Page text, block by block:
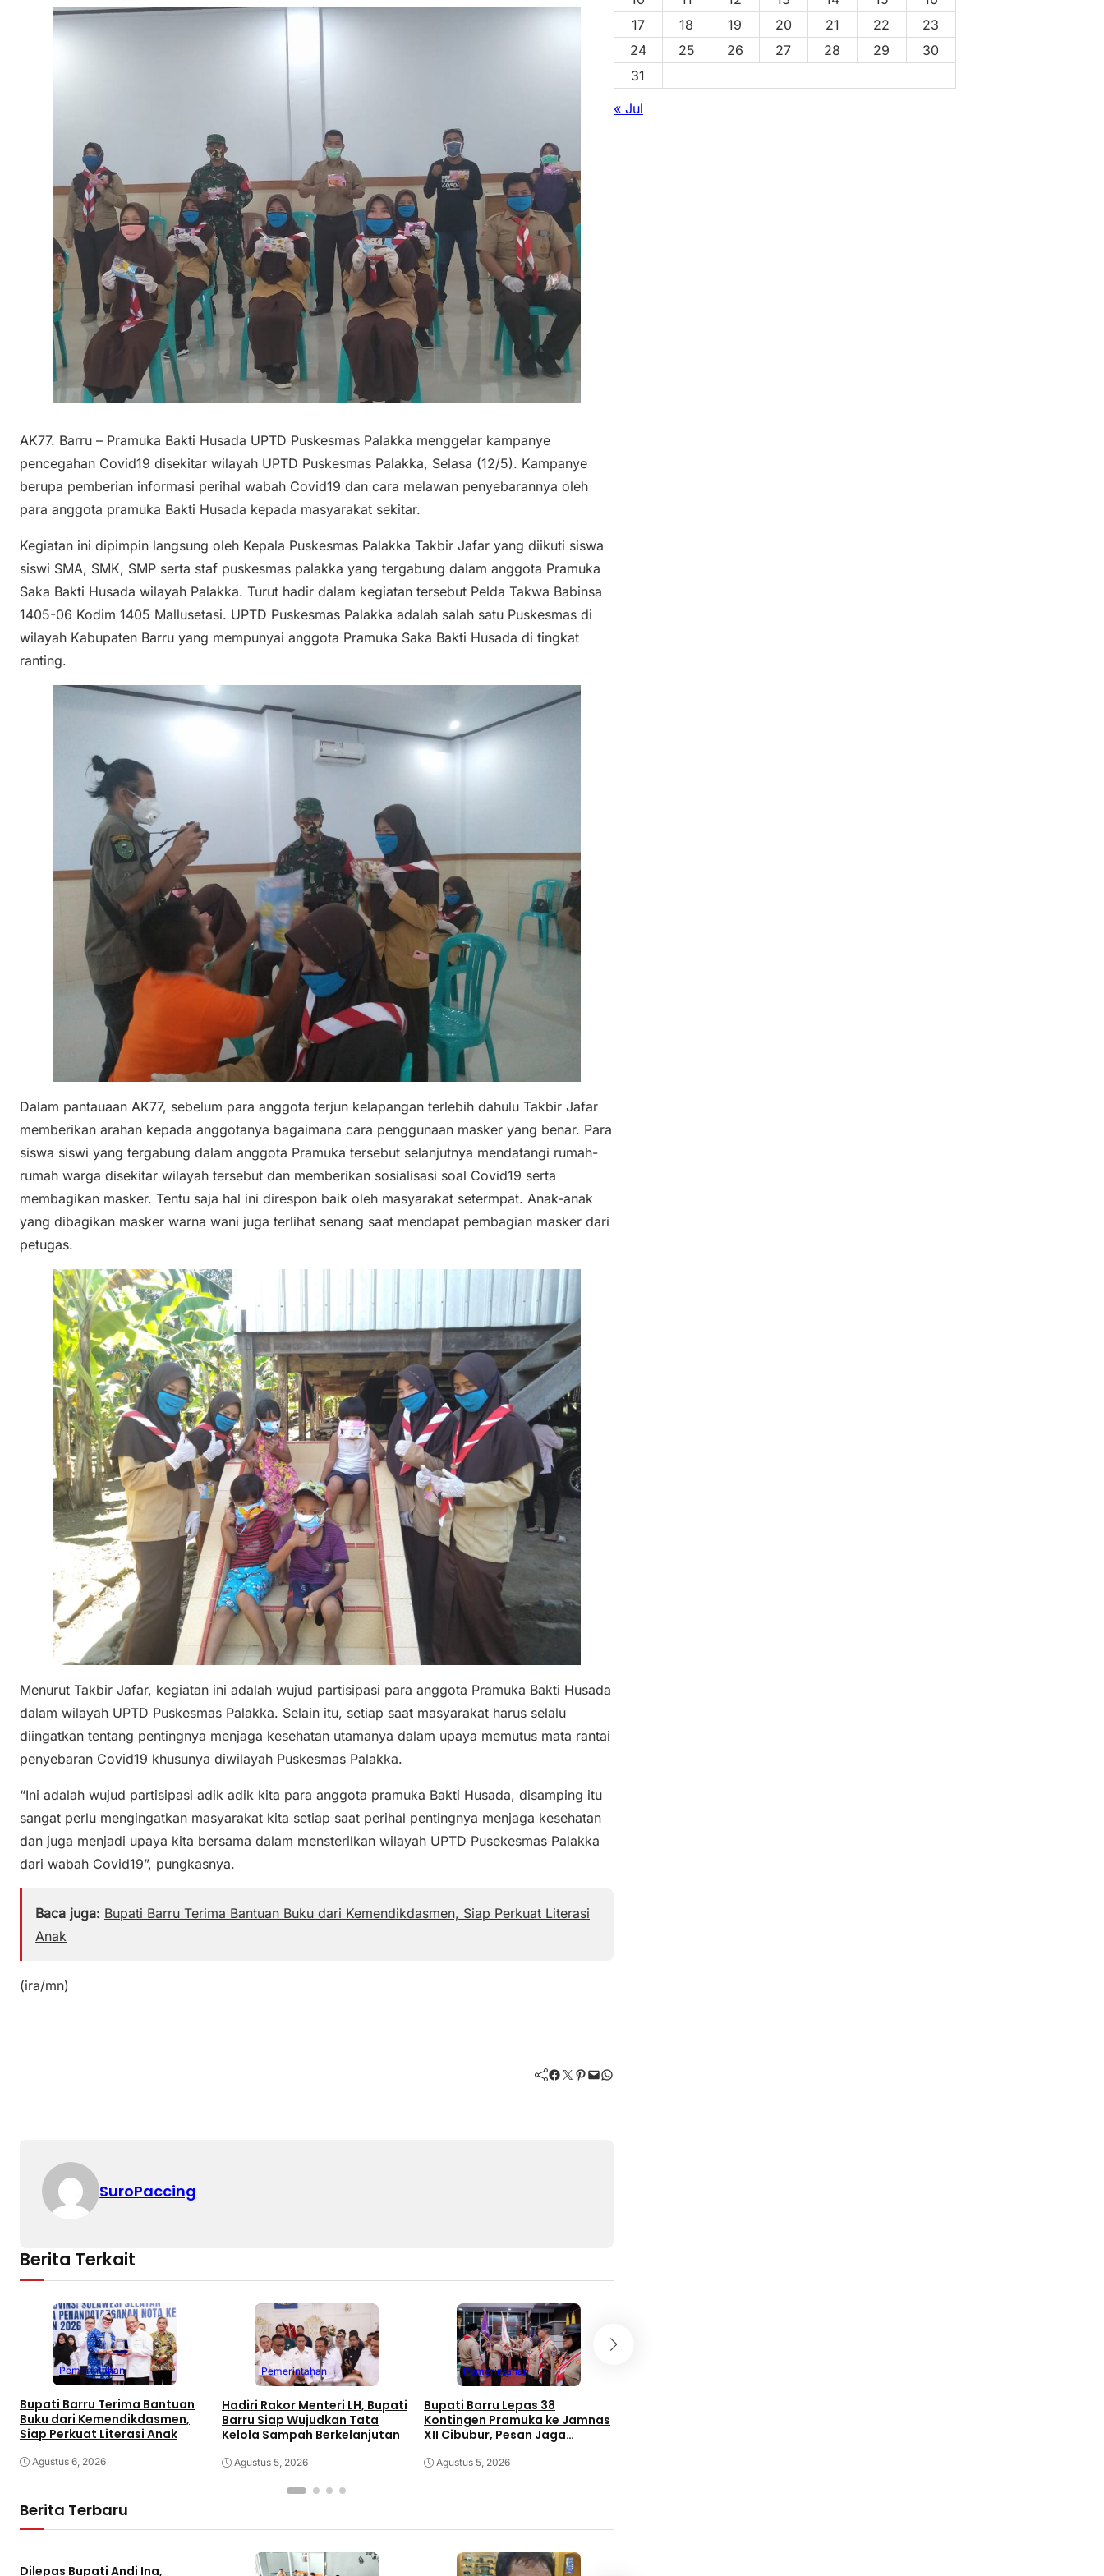
AK77. Barru – Pramuka Bakti Husada UPTD Puskesmas Palakka menggelar kampanye
pencegahan Covid19 disekitar wilayah UPTD Puskesmas Palakka, Selasa (12/5). Kampanye
berupa pemberian informasi perihal wabah Covid19 dan cara melawan penyebarannya oleh
para anggota pramuka Bakti Husada kepada masyarakat sekitar.
Kegiatan ini dipimpin langsung oleh Kepala Puskesmas Palakka Takbir Jafar yang diikuti siswa
siswi SMA, SMK, SMP serta staf puskesmas palakka yang tergabung dalam anggota Pramuka
Saka Bakti Husada wilayah Palakka. Turut hadir dalam kegiatan tersebut Pelda Takwa Babinsa
1405-06 Kodim 1405 Mallusetasi. UPTD Puskesmas Palakka adalah salah satu Puskesmas di
wilayah Kabupaten Barru yang mempunyai anggota Pramuka Saka Bakti Husada di tingkat
ranting.
Dalam pantauaan AK77, sebelum para anggota terjun kelapangan terlebih dahulu Takbir Jafar
memberikan arahan kepada anggotanya bagaimana cara penggunaan masker yang benar. Para
siswa siswi yang tergabung dalam anggota Pramuka tersebut selanjutnya mendatangi rumah-
rumah warga disekitar wilayah tersebut dan memberikan sosialisasi soal Covid19 serta
membagikan masker. Tentu saja hal ini direspon baik oleh masyarakat setermpat. Anak-anak
yang dibagikan masker warna wani juga terlihat senang saat mendapat pembagian masker dari
petugas.
Menurut Takbir Jafar, kegiatan ini adalah wujud partisipasi para anggota Pramuka Bakti Husada
dalam wilayah UPTD Puskesmas Palakka. Selain itu, setiap saat masyarakat harus selalu
diingatkan tentang pentingnya menjaga kesehatan utamanya dalam upaya memutus mata rantai
penyebaran Covid19 khusunya diwilayah Puskesmas Palakka.
“Ini adalah wujud partisipasi adik adik kita para anggota pramuka Bakti Husada, disamping itu
sangat perlu mengingatkan masyarakat kita setiap saat perihal pentingnya menjaga kesehatan
dan juga menjadi upaya kita bersama dalam mensterilkan wilayah UPTD Pusekesmas Palakka
dari wabah Covid19”, pungkasnya.
Baca juga: Bupati Barru Terima Bantuan Buku dari Kemendikdasmen, Siap Perkuat Literasi
Anak
(ira/mn)
Facebook Twitter Pinterest Mail WhatsApp
SuroPaccing
Berita Terkait
Pemerintahan
Bupati Barru Terima Bantuan
Buku dari Kemendikdasmen,
Siap Perkuat Literasi Anak
Agustus 6, 2026
Pemerintahan
Hadiri Rakor Menteri LH, Bupati
Barru Siap Wujudkan Tata
Kelola Sampah Berkelanjutan
Agustus 5, 2026
Pemerintahan
Bupati Barru Lepas 38
Kontingen Pramuka ke Jamnas
XII Cibubur, Pesan Jaga
Agustus 5, 2026
Berita Terbaru
Dilepas Bupati Andi Ina,
17
18 19 20 21 22
23
24
25 26 27 28 29
30
31
« Jul